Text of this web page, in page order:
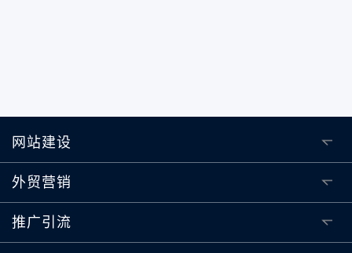
网站建设
外贸营销
推广引流